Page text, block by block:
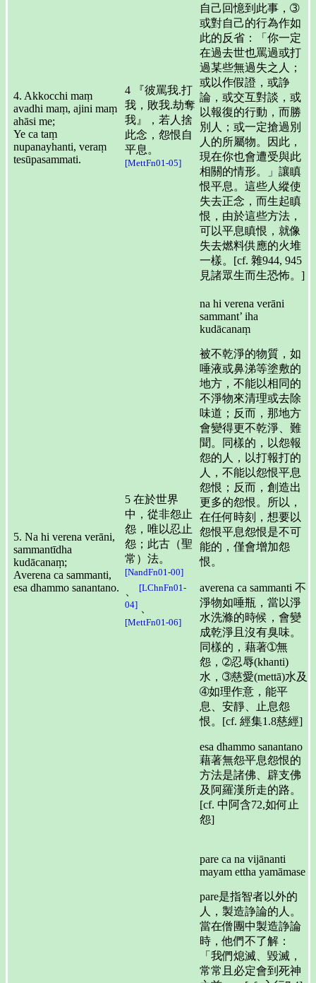
4. Akkocchi maṃ
avadhi maṃ, ajini maṃ
ahāsi me;
Ye ca taṃ
nupanayhanti, veraṃ
tesūpasammati.
4 『彼罵我.打
我，敗我.劫奪
我』，若人捨
此念，怨恨自
平息。
[MettFn01-05]
自己回憶到此事，➂
或對自己的行為作如
此的反省：「你一定
在過去世也罵過或打
過某些無過失之人；
或以作假證，或諍
論，或交互對談，或
以報復的行動，而勝
別人；或一定搶過別
人的所屬物。因此，
現在你也會遭受與此
相關的情形。」讓瞋
恨平息。這些人縱使
失去正念，而生起瞋
恨，由於這些方法，
可以平息瞋恨，就像
失去燃料供應的火堆
一樣。[cf. 雜944, 945
見諸眾生而生恐怖。]
5. Na hi verena verāni,
sammantīdha
kudācanaṃ;
Averena ca sammanti,
esa dhammo sanantano.
5 在於世界
中，從非怨止
怨，唯以忍止
怨；此古（聖
常）法。
[NandFn01-00]
、
[LChnFn01-
04] 、
[MettFn01-06]
na hi verena verāni
sammant’ iha
kudācanaṃ
被不乾淨的物質，如
唾液或鼻涕等塗敷的
地方，不能以相同的
不淨物來清理或去除
味道；反而，那地方
會變得更不乾淨、難
聞。同樣的，以怨報
怨的人，以打報打的
人，不能以怨恨平息
怨恨；反而，創造出
更多的怨恨。所以，
在任何時刻，想要以
怨恨平息怨恨是不可
能的，僅會增加怨
恨。
averena ca sammanti 不
淨物如唾瓶，當以淨
水洗滌的時候，會變
成乾淨且沒有臭味。
同樣的，藉著➀無
怨，➁忍辱(khanti)
水，➂慈愛(mettā)水及
➃如理作意，能平
息、安靜、止息怨
恨。[cf. 經集1.8慈經]
esa dhammo sanantano
藉著無怨平息怨恨的
方法是諸佛、辟支佛
及阿羅漢所走的路。
[cf. 中阿含72,如何止
怨]
pare ca na vijānanti
mayam ettha yamāmase
pare是指智者以外的
人，製造諍論的人。
當在僧團中製造諍論
時，他們不了解：
「我們熄滅、毀滅，
常常且必定會到死神